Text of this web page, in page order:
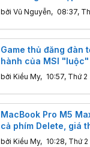
người dùng xem
trong một bong
bởi Vũ Nguyễn, 08:37,
Game thủ đăng đàn
hành của MSI "luộc"
144Hz, sự thật đằng
bởi Kiều My, 10:57, Thứ 2
MacBook Pro M5
cả phím Delete, giá
USD nếu hết bảo hành
bởi Kiều My, 10:28, Thứ 2